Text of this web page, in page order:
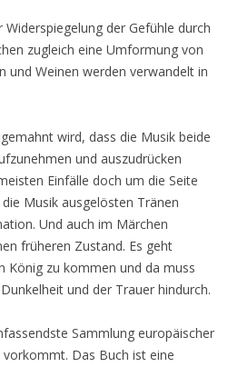
der Gefühle durch
zugleich eine Umformung von
und Weinen werden verwandelt in
wird, dass die Musik beide
und auszudrücken
Einfälle doch um die Seite
Musik ausgelösten Tränen
Und auch im Märchen
früheren Zustand. Es geht
König zu kommen und da muss
und der Trauer hindurch.
Sammlung europäischer
Das Buch ist eine